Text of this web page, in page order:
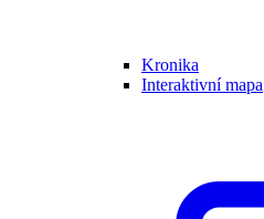
Kronika
Interaktivní mapa